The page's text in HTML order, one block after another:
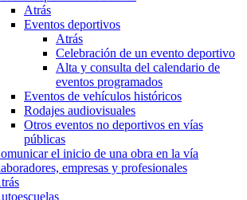
Atrás
Eventos deportivos
Atrás
Celebración de un evento deportivo
Alta y consulta del calendario de
eventos programados
Eventos de vehículos históricos
Rodajes audiovisuales
Otros eventos no deportivos en vías
públicas
el inicio de una obra en la vía
empresas y profesionales